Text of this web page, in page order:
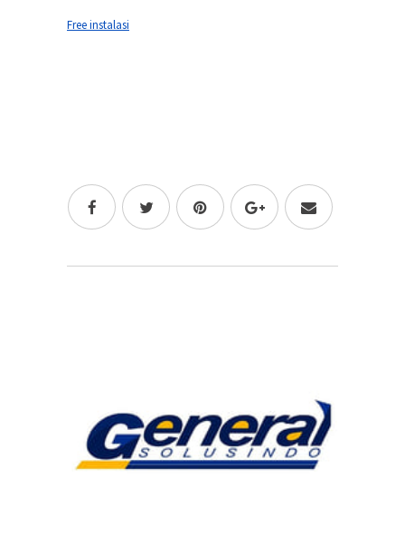
Free instalasi